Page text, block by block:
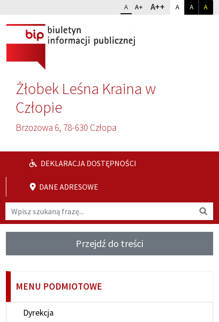
Zmień rozmiar czcionki
A rozmiar standardowy
A+ rozmiar powiększony
A++rozmiar
Dopasuj
A kontrast
A A
Żłobek Leśna Kraina w
Człopie
Brzozowa 6, 78-630 Człopa
DEKLARACJA DOSTĘPNOŚCI
DANE ADRESOWE
Wyszukaj na stronie
Przejdź do treści
MENU PODMIOTOWE
Dyrekcja